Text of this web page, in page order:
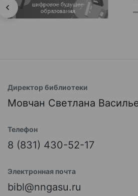
Директор библиотеки
Мовчан Светлана
Телефон
8 (831) 430-52-17
Электронная почта
bibl@nngasu.ru